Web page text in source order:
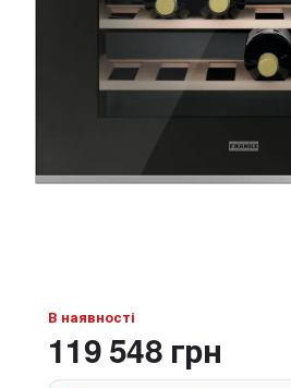
В наявності
119 548 грн